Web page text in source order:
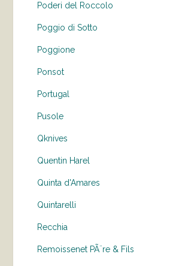
Poderi del Roccolo
Poggio di Sotto
Poggione
Ponsot
Portugal
Pusole
Qknives
Quentin Harel
Quinta d'Amares
Quintarelli
Recchia
Remoissenet PÃ¨re & Fils